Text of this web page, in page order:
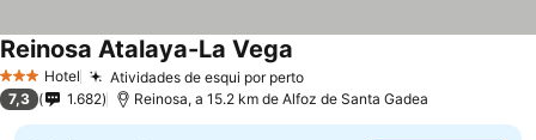
3 EstrelasHotel Atividades de esqui por perto
Reinosa Atalaya-La Vega
7,3 1.682 Reinosa, a 15.2 km de Alfoz de Santa Gadea